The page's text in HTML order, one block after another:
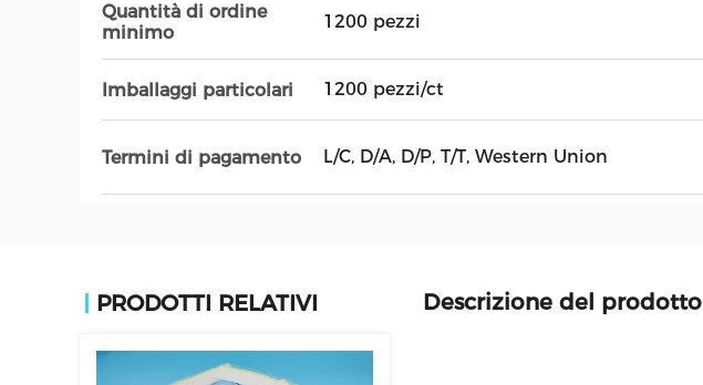
Quantità di ordine
minimo
1200 pezzi
Imballaggi particolari 1200 pezzi/ct
Termini di pagamento L/C, D/A, D/P, T/T, Western Union
PRODOTTI RELATIVI Descrizione del prodotto